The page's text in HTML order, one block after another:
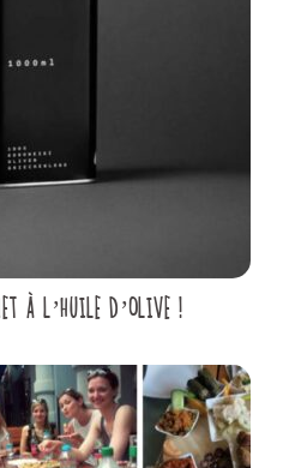
À L’HUILE D’OLIVE !